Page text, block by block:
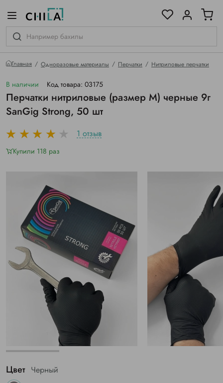
Главная Одноразовые материалы Перчатки Нитриловые перчатки
В наличии Код товара: 03175
Перчатки нитриловые (размер M) черные 9г
SanGig Strong, 50 шт
1 отзыв
Купили 118 раз
Цвет Черный
гамме